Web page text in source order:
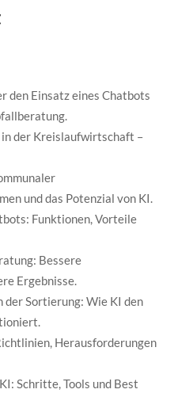
den Einsatz eines Chatbots
der Kreislaufwirtschaft –
und das Potenzial von KI.
Funktionen, Vorteile
Bessere
Ergebnisse.
der Sortierung: Wie KI den
Herausforderungen
Schritte, Tools und Best